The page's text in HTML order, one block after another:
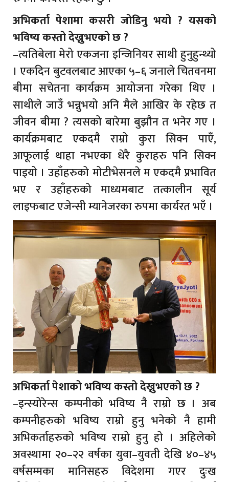
अभिकर्ता पेशामा कसरी जोडिनु भयो ? यसको
भविष्य कस्तो देख्नुभएको छ ?
–त्यतिबेला मेरो एकजना इन्जिनियर साथी हुनुहुन्थ्यो
। एकदिन बुटवलबाट आएका ५–६ जनाले चितवनमा
बीमा सचेतना कार्यक्रम आयोजना गरेका थिए ।
साथीले जाउँ भन्नुभयो अनि मैले आखिर के रहेछ त
जीवन बीमा ? त्यसको बारेमा बुझौन त भनेर गए ।
कार्यक्रमबाट एकदमै राम्रो कुरा सिक्न पाएँ,
आफूलाई थाहा नभएका धेरै कुराहरु पनि सिक्न
पाइयो । उहाँहरुको मोटीभेसनले म एकदमै प्रभावित
भए र उहाँहरुको माध्यमबाट तत्कालीन सूर्य
लाइफबाट एजेन्सी म्यानेजरका रुपमा कार्यरत भएँ ।
अभिकर्ता पेशाको भविष्य कस्तो देख्नुभएको छ ?
–इन्स्योरेन्स कम्पनीको भविष्य नै राम्रो छ । अब
कम्पनीहरुको भविष्य राम्रो हुनु भनेको नै हामी
अभिकर्ताहरुको भविष्य राम्रो हुनु हो । अहिलेको
अवस्थामा २०–२२ वर्षका युवा–युवती देखि ४०–४५
वर्षसम्मका मानिसहरु विदेशमा गएर दुःख